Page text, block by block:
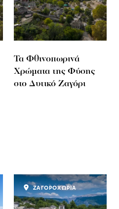
Τα Φθινοπωρινά
Χρώματα της Φύσης
στο Δυτικό Ζαγόρι
ΖΑΓΟΡΟΧΩΡΙΑ